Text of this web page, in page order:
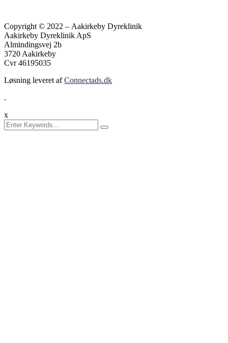
Copyright © 2022 – Aakirkeby Dyreklinik
Aakirkeby Dyreklinik ApS
Almindingsvej 2b
3720 Aakirkeby
Cvr 46195035
Løsning leveret afConnectads.dk
.
x